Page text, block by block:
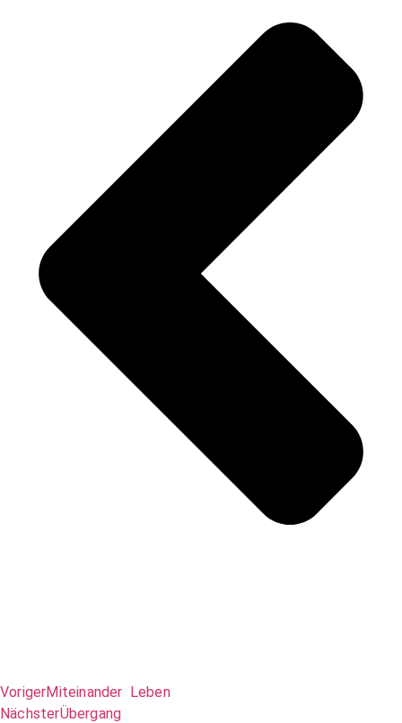
VorigerMiteinander Leben
NächsterÜbergang